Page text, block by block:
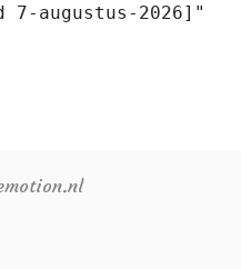
7-augustus-2026]"